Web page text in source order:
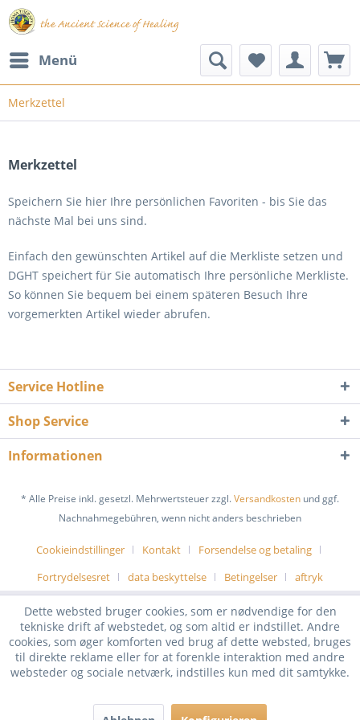
Menü
Merkzettel
Merkzettel
Speichern Sie hier Ihre persönlichen Favoriten - bis Sie das
nächste Mal bei uns sind.
Einfach den gewünschten Artikel auf die Merkliste setzen und
DGHT speichert für Sie automatisch Ihre persönliche Merkliste.
So können Sie bequem bei einem späteren Besuch Ihre
vorgemerkten Artikel wieder abrufen.
Service Hotline
Shop Service
Informationen
* Alle Preise inkl. gesetzl. Mehrwertsteuer zzgl.Versandkosten und ggf.
Nachnahmegebühren, wenn nicht anders beschrieben
Cookieindstillinger Kontakt
Forsendelse og betaling
Fortrydelsesret
data beskyttelse Betingelser aftryk
Dette websted bruger cookies, som er nødvendige for den
tekniske drift af webstedet, og som altid er indstillet. Andre
cookies, som øger komforten ved brug af dette websted, bruges
til direkte reklame eller for at forenkle interaktion med andre
websteder og sociale netværk, indstilles kun med dit samtykke.